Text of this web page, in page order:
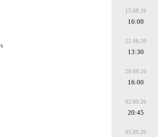
15.08.26
16:00
22.08.26
13:30
29.08.26
16:00
02.09.26
20:45
05.09.26